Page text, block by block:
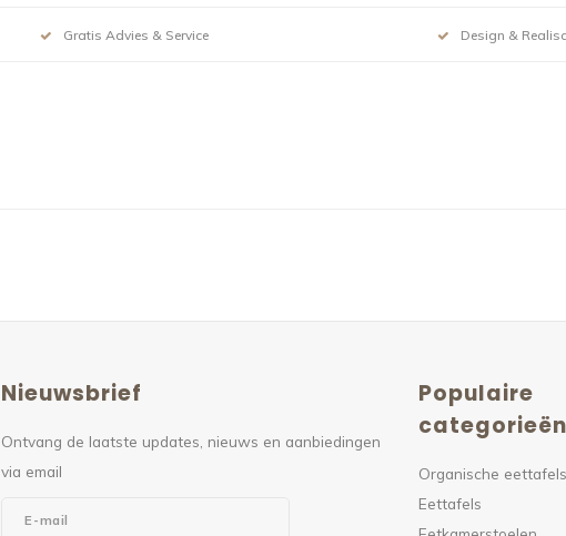
Gratis Advies & Service Design &
Nieuwsbrief
Ontvang de laatste updates, nieuws en aanbiedingen
via email
Populaire
categorieën
Organische eettafels
Eettafels